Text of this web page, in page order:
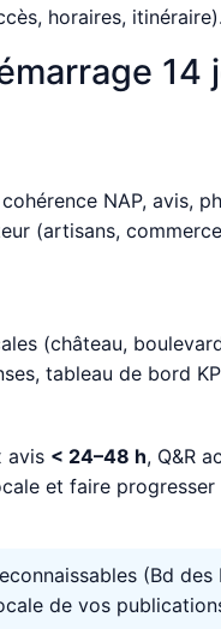
horaires, itinéraire).
14
NAP, avis,
(artisans,
(château,
tableau de bord
avis < 24–48 h, Q&R
et faire
(Bd des
de vos